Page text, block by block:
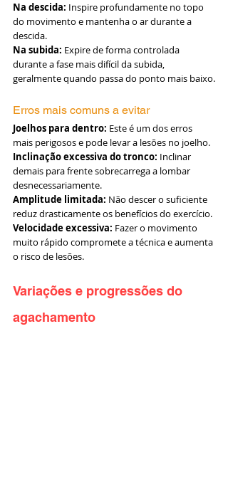
Na descida: Inspire profundamente no topo
do movimento e mantenha o ar durante a
descida.
Na subida: Expire de forma controlada
durante a fase mais difícil da subida,
geralmente quando passa do ponto mais baixo.
Erros mais comuns a evitar
Joelhos para dentro: Este é um dos erros
mais perigosos e pode levar a lesões no joelho.
Inclinação excessiva do tronco: Inclinar
demais para frente sobrecarrega a lombar
desnecessariamente.
Amplitude limitada: Não descer o suficiente
reduz drasticamente os benefícios do exercício.
Velocidade excessiva: Fazer o movimento
muito rápido compromete a técnica e aumenta
o risco de lesões.
Variações e progressões do
agachamento